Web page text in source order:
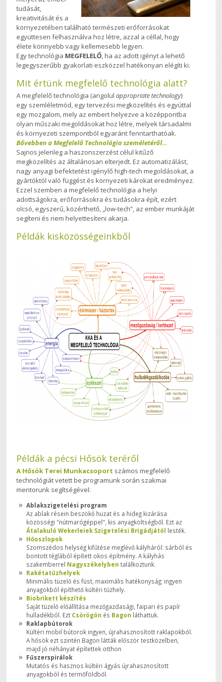
tudását,
kreativitását és a
környezetében található természeti erőforrásokat
együttesen felhasználva hoz létre, azzal a céllal, hogy
élete könnyebb vagy kellemesebb legyen.
Egy technológia MEGFELELŐ, ha az adott igényt a lehető
legegyszerűbb gyakorlati eszközzel hatékonyan elégíti ki.
Mit értünk megfelelő technológia alatt?
A megfelelő technológia (angolulappropriate technology)
egy szemléletmód, egy tervezési megközelítés és egyúttal
egy mozgalom, mely az embert helyezve a középpontba
olyan műszaki megoldásokat hoz létre, melyek társadalmi
és környezeti szempontból egyaránt fenntarthatóak.
Bővebben a Megfelelő Technológia személetéről…
Sajnos jelenleg a haszonszerzést célul kitűző
megközelítés az általánosan elterjedt. Ez automatizálást,
nagy anyagi befektetést igénylő high-tech megoldásokat, a
gyártóktól való függést és környezeti károkat eredményez.
Ezzel szemben a megfelelő technológia a helyi
adottságokra, erőforrásokra és tudásokra épít, ezért
olcsó, egyszerű, közérthető, „low-tech”, az ember munkáját
segíteni és nem helyettesíteni akarja.
Példák kisközösségeinkből
Példák a pécsi Hősök teréről
A Hősök Terei Munkacsoport számos megfelelő
technológiát vetett be programunk során szakmai
mentorunk segítségével:
Ablakszigetelési program
Az ablak résein beszökő huzat és a hideg kizárása
közösségi "nútmarógéppel", kis anyagköltségből. Ezt az
Átalakuló Wekerleiek Szigetelési Brigádjától lesték.
Hőoszlopok
Szomszédos helység kifűtése meglévő kályháról: sárból és
bontott téglából épített okos építmény. A kályhás
szakemberrel Nagyszékelyben találkoztunk.
Rakétatűzhelyek
Minimális tüzelő és füst, maximális hatékonyság; ingyen
anyagokból építhető kültéri tűzhely.
Biobrikett készítés
Saját tüzelő előállítása mezőgazdasági, faipari és papír
hulladékból. Ezt Csörögön és Bagon láthattuk.
Raklapbútorok
Kültéri mobil bútorok ingyen, újrahasznosított raklapokból.
A hősök ezt szintén Bagon látták először testközelben,
majd jó néhányat építettek otthon
Fűszerspirálok
Mutatós és hasznos kültéri ágyás újrahasznosított
anyagokból és termőföldből.